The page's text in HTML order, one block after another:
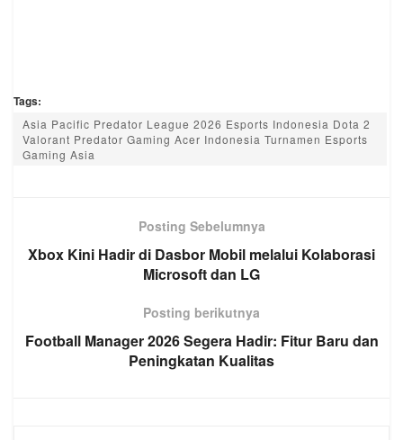
Tags:
Asia Pacific Predator League 2026 Esports Indonesia Dota 2
Valorant Predator Gaming Acer Indonesia Turnamen Esports
Gaming Asia
Posting Sebelumnya
Xbox Kini Hadir di Dasbor Mobil melalui Kolaborasi
Microsoft dan LG
Posting berikutnya
Football Manager 2026 Segera Hadir: Fitur Baru dan
Peningkatan Kualitas